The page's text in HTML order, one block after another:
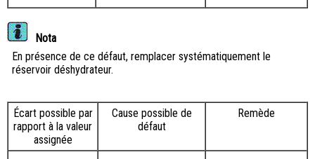
Nota
En présence de ce défaut, remplacer systématiquement le
réservoir déshydrateur.
Écart possible par
rapport à la valeur
assignée
Cause possible de
défaut
Remède